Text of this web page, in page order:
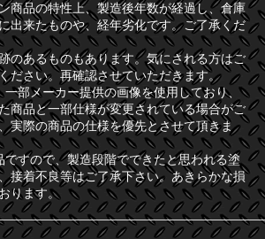
商品の特性上、製造後年数が経過し、倉庫
出来たものや、経年劣化です。ご了承くだ
のあるものもあります。気にされる方はご
ださい。再確認させていただきます。
一部メーカー提供の画像を使用しており、
商品と一部仕様が変更されている場合がご
実際の商品の仕様を優先とさせて頂きま
ですので、製造段階でできたと思われる塗
接着不良等はご了承下さい。あきらかな損
ります。